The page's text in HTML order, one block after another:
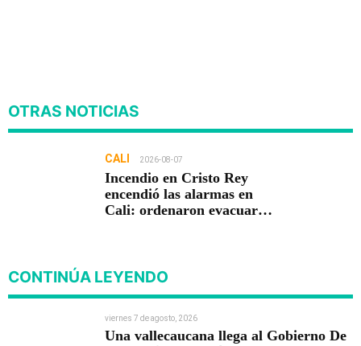
OTRAS NOTICIAS
CALI 2026-08-07
Incendio en Cristo Rey
encendió las alarmas en
Cali: ordenaron evacuar
CONTINÚA LEYENDO
viernes 7 de agosto, 2026
Una vallecaucana llega al Gobierno De